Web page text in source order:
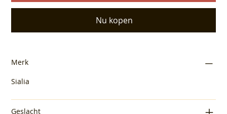
Nu kopen
Merk
Sialia
Geslacht